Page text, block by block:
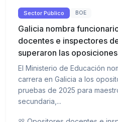
Sector Público BOE
Galicia nombra
docentes e inspectores
superaron las
El Ministerio de Educación
carrera en Galicia a los
pruebas de 2025 para
secundaria,...